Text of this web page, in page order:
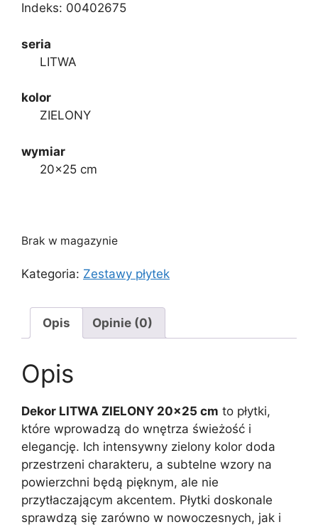
Indeks: 00402675
seria
LITWA
kolor
ZIELONY
wymiar
20×25 cm
Brak w magazynie
Kategoria: Zestawy płytek
Opis Opinie (0)
Opis
Dekor LITWA ZIELONY 20×25 cm to płytki,
które wprowadzą do wnętrza świeżość i
elegancję. Ich intensywny zielony kolor doda
przestrzeni charakteru, a subtelne wzory na
powierzchni będą pięknym, ale nie
przytłaczającym akcentem. Płytki doskonale
sprawdzą się zarówno w nowoczesnych, jak i